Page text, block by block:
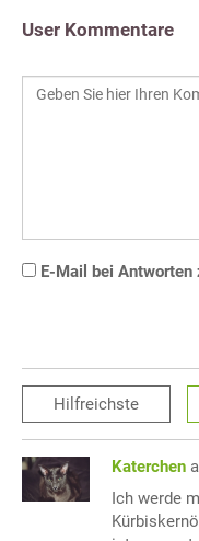
User Kommentare
E-Mail bei
Hilfreichste
Katerchen
Ich werde